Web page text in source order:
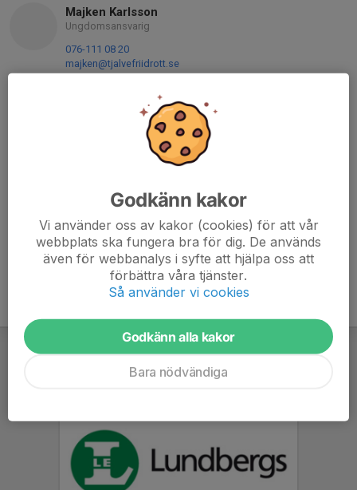
Majken Karlsson
Ungdomsansvarig
076-111 08 20
majken@tjalvefriidrott.se
Tobias Hammarstrand
Ungdomsansvarig
tobias@tjalvefriidrott.se
076-831 34 59
krister@tjalvefriidrott.se
Godkänn kakor
Vi använder oss av kakor (cookies) för att vår
webbplats ska fungera bra för dig. De används
även för webbanalys i syfte att hjälpa oss att
förbättra våra tjänster.
Så använder vi cookies
Godkänn alla kakor
Bara nödvändiga